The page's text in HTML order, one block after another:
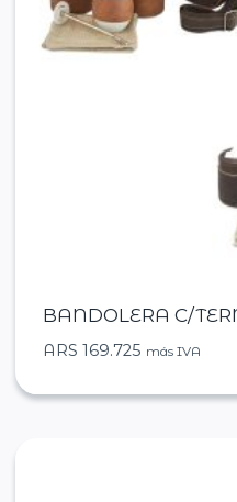
BANDOLERA C/
ARS 169.725 más IVA